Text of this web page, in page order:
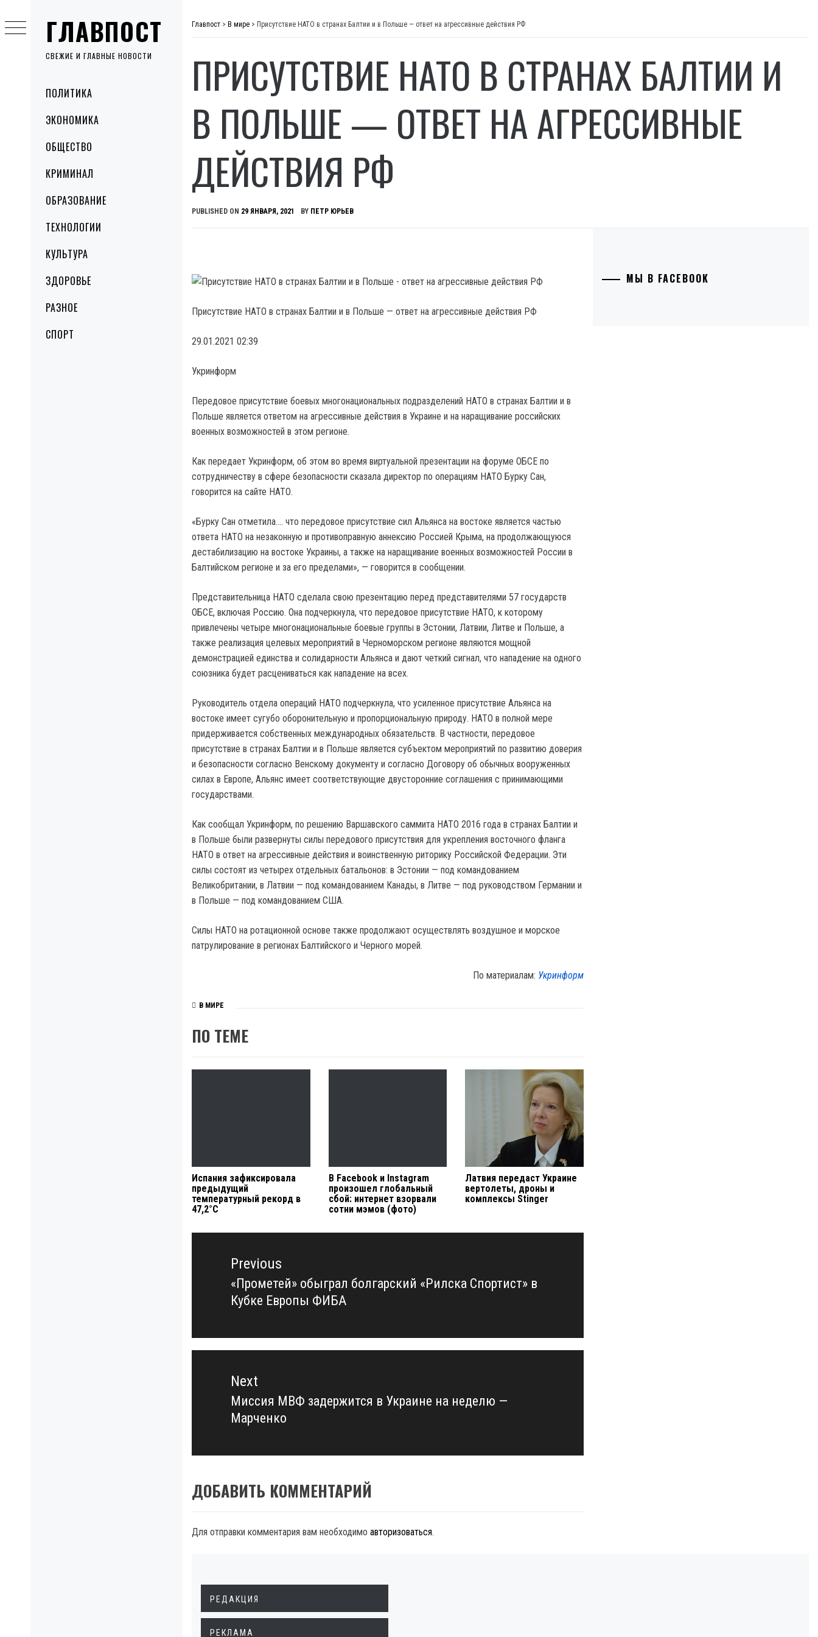
ГЛАВПОСТ
СВЕЖИЕ И ГЛАВНЫЕ НОВОСТИ
MenuПОЛИТИКА
ЭКОНОМИКА
ОБЩЕСТВО
КРИМИНАЛ
ОБРАЗОВАНИЕ
ТЕХНОЛОГИИ
КУЛЬТУРА
ЗДОРОВЬЕ
РАЗНОЕ
СПОРТ
to
content
Главпост > В мире > Присутствие НАТО в странах Балтии и в Польше — ответ на агрессивные действия РФ
ПРИСУТСТВИЕ НАТО В СТРАНАХ БАЛТИИ И
В ПОЛЬШЕ — ОТВЕТ НА АГРЕССИВНЫЕ
ДЕЙСТВИЯ РФ
PUBLISHED ON 29 ЯНВАРЯ, 2021 BY ПЕТР ЮРЬЕВ
Присутствие НАТО в странах Балтии и в Польше — ответ на агрессивные действия РФ
29.01.2021 02:39
Укринформ
Передовое присутствие боевых многонациональных подразделений НАТО в странах Балтии и в
Польше является ответом на агрессивные действия в Украине и на наращивание российских
военных возможностей в этом регионе.
Как передает Укринформ, об этом во время виртуальной презентации на форуме ОБСЕ по
сотрудничеству в сфере безопасности сказала директор по операциям НАТО Бурку Сан,
говорится на сайте НАТО.
«Бурку Сан отметила…. что передовое присутствие сил Альянса на востоке является частью
ответа НАТО на незаконную и противоправную аннексию Россией Крыма, на продолжающуюся
дестабилизацию на востоке Украины, а также на наращивание военных возможностей России в
Балтийском регионе и за его пределами», — говорится в сообщении.
Представительница НАТО сделала свою презентацию перед представителями 57 государств
ОБСЕ, включая Россию. Она подчеркнула, что передовое присутствие НАТО, к которому
привлечены четыре многонациональные боевые группы в Эстонии, Латвии, Литве и Польше, а
также реализация целевых мероприятий в Черноморском регионе являются мощной
демонстрацией единства и солидарности Альянса и дают четкий сигнал, что нападение на одного
союзника будет расцениваться как нападение на всех.
Руководитель отдела операций НАТО подчеркнула, что усиленное присутствие Альянса на
востоке имеет сугубо оборонительную и пропорциональную природу. НАТО в полной мере
придерживается собственных международных обязательств. В частности, передовое
присутствие в странах Балтии и в Польше является субъектом мероприятий по развитию доверия
и безопасности согласно Венскому документу и согласно Договору об обычных вооруженных
силах в Европе, Альянс имеет соответствующие двусторонние соглашения с принимающими
государствами.
Как сообщал Укринформ, по решению Варшавского саммита НАТО 2016 года в странах Балтии и
в Польше были развернуты силы передового присутствия для укрепления восточного фланга
НАТО в ответ на агрессивные действия и воинственную риторику Российской Федерации. Эти
силы состоят из четырех отдельных батальонов: в Эстонии — под командованием
Великобритании, в Латвии — под командованием Канады, в Литве — под руководством Германии и
в Польше — под командованием США.
Силы НАТО на ротационной основе также продолжают осуществлять воздушное и морское
патрулирование в регионах Балтийского и Черного морей.
По материалам: Укринформ
В МИРЕ
ПО ТЕМЕ
Испания зафиксировала
предыдущий
температурный рекорд в
47,2°C
В Facebook и Instagram
произошел глобальный
сбой: интернет взорвали
сотни мэмов (фото)
Латвия передаст Украине
вертолеты, дроны и
комплексы Stinger
Навигация
записямPrevious
Previous
post:
«Прометей» обыграл болгарский «Рилска Спортист» в
Кубке Европы ФИБА
Next
Next
post:
Миссия МВФ задержится в Украине на неделю —
Марченко
ДОБАВИТЬ КОММЕНТАРИЙ
Для отправки комментария вам необходимо авторизоваться.
МЫ В FACEBOOK
РЕДАКЦИЯ
РЕКЛАМА